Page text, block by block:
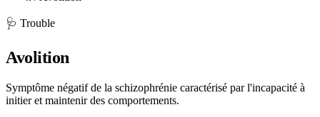
🩺 Trouble
Avolition
Symptôme négatif de la schizophrénie caractérisé par l'incapacité à
initier et maintenir des comportements.